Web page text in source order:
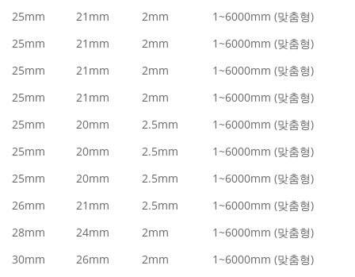
25mm
21mm 2mm
1~6000mm (맞춤형)
25mm
21mm 2mm
1~6000mm (맞춤형)
25mm
21mm 2mm
1~6000mm (맞춤형)
25mm
21mm 2mm
1~6000mm (맞춤형)
25mm
20mm 2.5mm
1~6000mm (맞춤형)
25mm
20mm 2.5mm
1~6000mm (맞춤형)
25mm
20mm 2.5mm
1~6000mm (맞춤형)
26mm
21mm 2.5mm
1~6000mm (맞춤형)
28mm
24mm 2mm
1~6000mm (맞춤형)
30mm
26mm 2mm
1~6000mm (맞춤형)